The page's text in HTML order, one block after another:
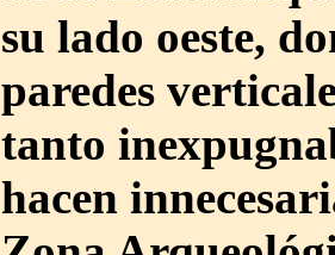
su lado oeste,
paredes
tanto
hacen